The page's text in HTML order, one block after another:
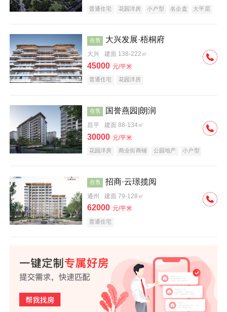
普通住宅 花园洋房 小户型 名企盘 大平层
在售 大兴发展·梧桐府
大兴 建面 138-222㎡
45000 元/平米
普通住宅 花园洋房
在售 国誉燕园|朗润
昌平 建面 88-134㎡
30000 元/平米
花园洋房 商业街商铺 公园地产
小户型
在售 招商·云璟揽阅
通州 建面 79-128㎡
62000 元/平米
普通住宅